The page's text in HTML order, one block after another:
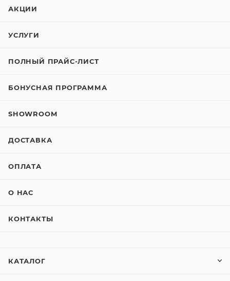
АКЦИИ
УСЛУГИ
ПОЛНЫЙ ПРАЙС-ЛИСТ
БОНУСНАЯ ПРОГРАММА
SHOWROOM
ДОСТАВКА
ОПЛАТА
О НАС
КОНТАКТЫ
КАТАЛОГ